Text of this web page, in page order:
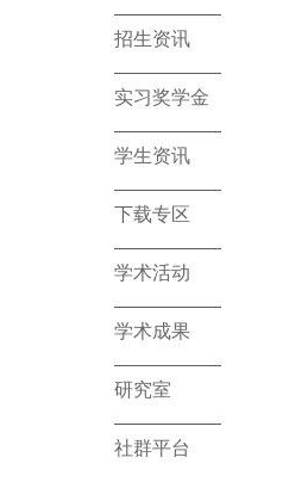
招生资讯
实习奖学金
学生资讯
下载专区
学术活动
学术成果
研究室
社群平台